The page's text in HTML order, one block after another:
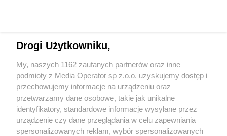
1 / 0
Wydawca mediów lokalnych
Drogi Użytkowniku,
My, naszych 1162 zaufanych partnerów oraz inne
podmioty z Media Operator sp z.o.o. uzyskujemy dostęp i
przechowujemy informacje na urządzeniu oraz
przetwarzamy dane osobowe, takie jak unikalne
identyfikatory, standardowe informacje wysyłane przez
urządzenie czy dane przeglądania w celu zapewniania
spersonalizowanych reklam, wybór spersonalizowanych